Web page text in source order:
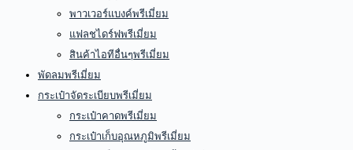
พาวเวอร์แบงค์พรีเมี่ยม
แฟลชไดร์ฟพรีเมี่ยม
สินค้าไอทีอื่นๆพรีเมี่ยม
พัดลมพรีเมี่ยม
กระเป๋าจัดระเบียบพรีเมี่ยม
กระเป๋าคาดพรีเมี่ยม
กระเป๋าเก็บอุณหภูมิพรีเมี่ยม